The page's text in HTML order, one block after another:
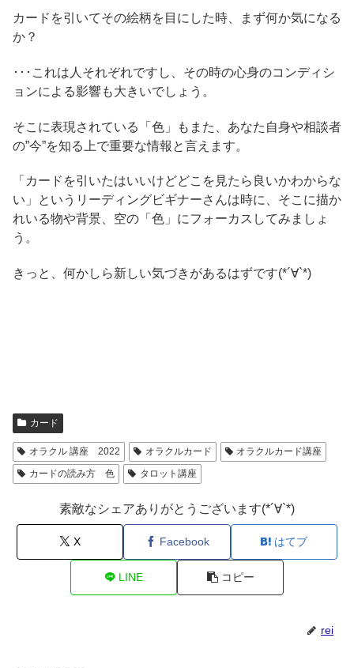
カードを引いてその絵柄を目にした時、まず何か気になる
か？
･･･これは人それぞれですし、その時の心身のコンディシ
ョンによる影響も大きいでしょう。
そこに表現されている「色」もまた、あなた自身や相談者
の”今”を知る上で重要な情報と言えます。
「カードを引いたはいいけどどこを見たら良いかわからな
い」というリーディングビギナーさんは時に、そこに描か
れいる物や背景、空の「色」にフォーカスしてみましょ
う。
きっと、何かしら新しい気づきがあるはずです(*´∀`*)
カード
オラクル 講座 2022 オラクルカード
オラクルカード講座
カードの読み方 色
タロット講座
素敵なシェアありがとうございます(*´∀`*)
X Facebook はてブ
LINE コピー
rei